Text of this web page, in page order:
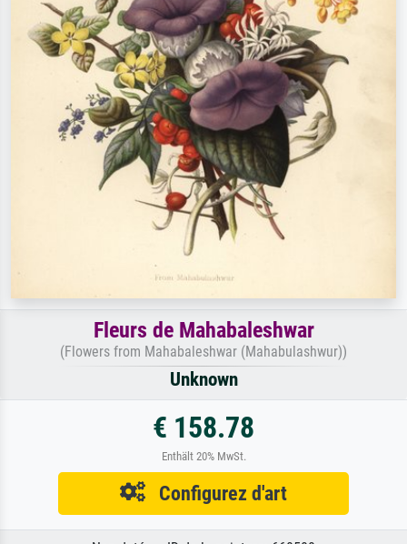
Fleurs de Mahabaleshwar
(Flowers from Mahabaleshwar (Mahabulashwur))
Unknown
€ 158.78
Enthält 20% MwSt.
Configurez d'art